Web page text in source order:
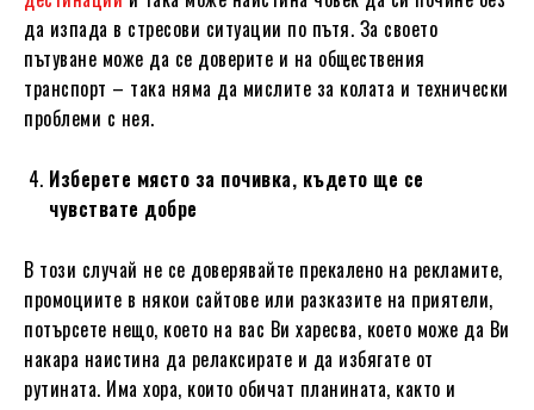
да изпада в стресови ситуации по пътя. За своето
пътуване може да се доверите и на обществения
транспорт – така няма да мислите за колата и технически
проблеми с нея.
Изберете място за почивка, където ще се
чувствате добре
В този случай не се доверявайте прекалено на рекламите,
промоциите в някои сайтове или разказите на приятели,
потърсете нещо, което на вас Ви харесва, което може да Ви
накара наистина да релаксирате и да избягате от
рутината. Има хора, които обичат планината, както и